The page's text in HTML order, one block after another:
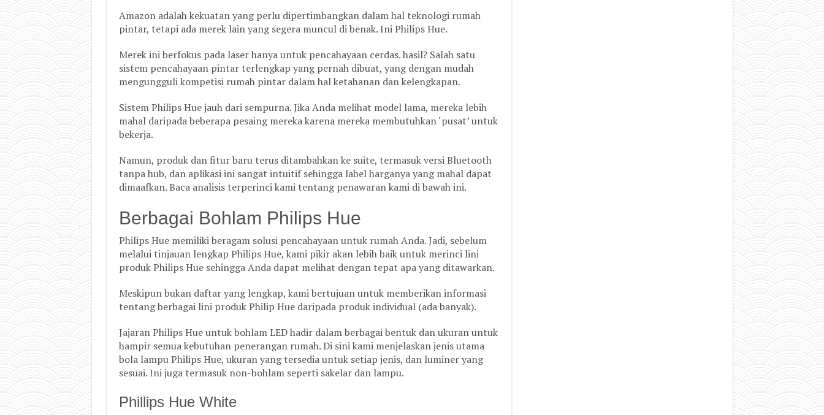
Amazon adalah kekuatan yang perlu dipertimbangkan dalam hal teknologi rumah
pintar, tetapi ada merek lain yang segera muncul di benak. Ini Philips Hue.
Merek ini berfokus pada laser hanya untuk pencahayaan cerdas. hasil? Salah satu
sistem pencahayaan pintar terlengkap yang pernah dibuat, yang dengan mudah
mengungguli kompetisi rumah pintar dalam hal ketahanan dan kelengkapan.
Sistem Philips Hue jauh dari sempurna. Jika Anda melihat model lama, mereka lebih
mahal daripada beberapa pesaing mereka karena mereka membutuhkan ‘pusat’ untuk
bekerja.
Namun, produk dan fitur baru terus ditambahkan ke suite, termasuk versi Bluetooth
tanpa hub, dan aplikasi ini sangat intuitif sehingga label harganya yang mahal dapat
dimaafkan. Baca analisis terperinci kami tentang penawaran kami di bawah ini.
Berbagai Bohlam Philips Hue
Philips Hue memiliki beragam solusi pencahayaan untuk rumah Anda. Jadi, sebelum
melalui tinjauan lengkap Philips Hue, kami pikir akan lebih baik untuk merinci lini
produk Philips Hue sehingga Anda dapat melihat dengan tepat apa yang ditawarkan.
Meskipun bukan daftar yang lengkap, kami bertujuan untuk memberikan informasi
tentang berbagai lini produk Philip Hue daripada produk individual (ada banyak).
Jajaran Philips Hue untuk bohlam LED hadir dalam berbagai bentuk dan ukuran untuk
hampir semua kebutuhan penerangan rumah. Di sini kami menjelaskan jenis utama
bola lampu Philips Hue, ukuran yang tersedia untuk setiap jenis, dan luminer yang
sesuai. Ini juga termasuk non-bohlam seperti sakelar dan lampu.
Phillips Hue White